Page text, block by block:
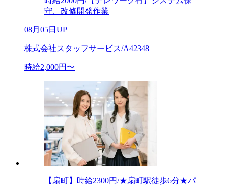
守、改修開発作業
08月05日UP
株式会社スタッフサービス/A42348
時給2,000円〜
【扇町】時給2300円/★扇町駅徒歩6分★パ